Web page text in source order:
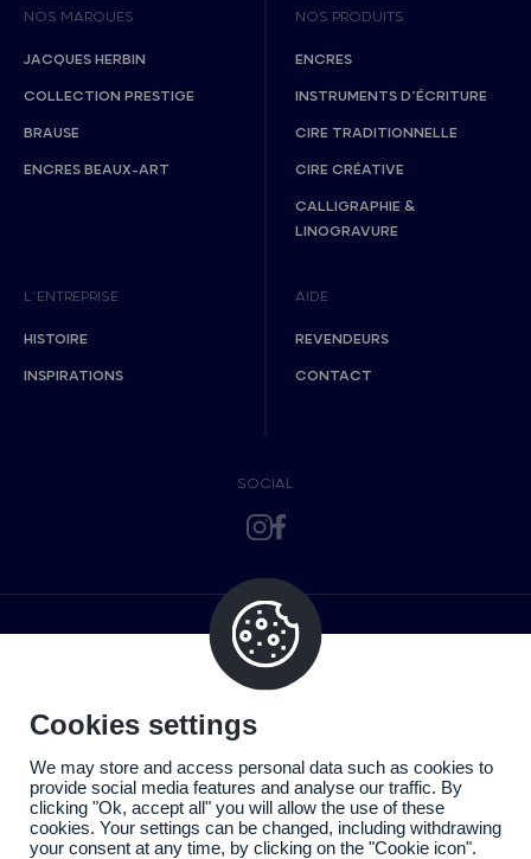
NOS MARQUES
JACQUES HERBIN
COLLECTION PRESTIGE
BRAUSE
ENCRES BEAUX-ART
NOS PRODUITS
ENCRES
INSTRUMENTS D’ÉCRITURE
CIRE TRADITIONNELLE
CIRE CRÉATIVE
CALLIGRAPHIE &
LINOGRAVURE
L’ENTREPRISE
HISTOIRE
INSPIRATIONS
AIDE
REVENDEURS
CONTACT
SOCIAL
Cookies settings
We may store and access personal data such as cookies to
provide social media features and analyse our traffic. By
clicking "Ok, accept all" you will allow the use of these
cookies. Your settings can be changed, including withdrawing
your consent at any time, by clicking on the "Cookie icon".